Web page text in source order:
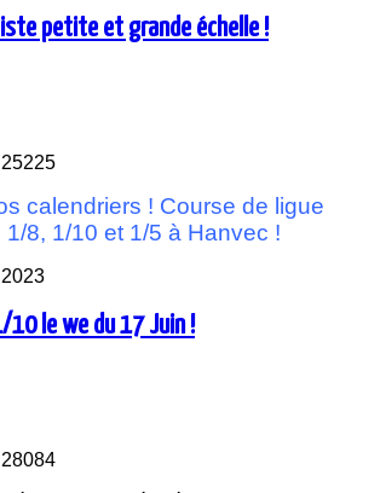
petite et grande échelle !
calendriers ! Course de ligue
8, 1/10 et 1/5 à Hanvec !
10 le we du 17 Juin !